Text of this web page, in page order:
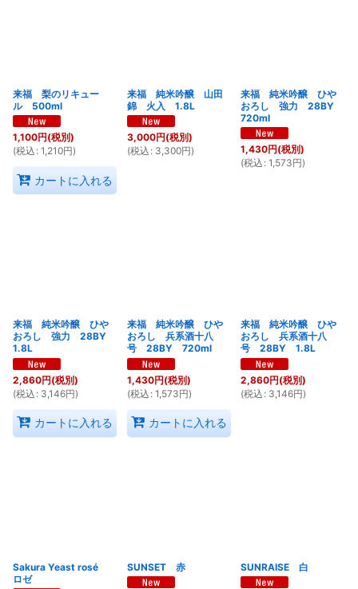
来福 梨のリキュー
ル 500ml
1,100円(税別)
(税込 : 1,210円)
カートに入れる
来福 純米吟醸 山田
錦 火入 1.8L
3,000円(税別)
(税込 : 3,300円)
来福 純米吟醸 ひや
おろし 強力 28BY
720ml
1,430円(税別)
(税込 : 1,573円)
来福 純米吟醸 ひや
おろし 強力 28BY
1.8L
2,860円(税別)
(税込 : 3,146円)
カートに入れる
来福 純米吟醸 ひや
おろし 兵系酒十八
号 28BY 720ml
1,430円(税別)
(税込 : 1,573円)
カートに入れる
来福 純米吟醸 ひや
おろし 兵系酒十八
号 28BY 1.8L
2,860円(税別)
(税込 : 3,146円)
Sakura Yeast rosé
ロゼ
SUNSET 赤 SUNRAISE 白